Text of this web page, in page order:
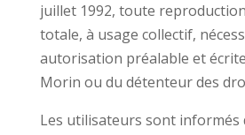
juillet 1992, toute
totale, à usage collectif,
autorisation préalable et écrite
Morin ou du détenteur des
Les utilisateurs sont informés